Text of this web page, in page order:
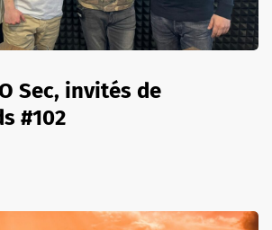
Sec, invités de
#102